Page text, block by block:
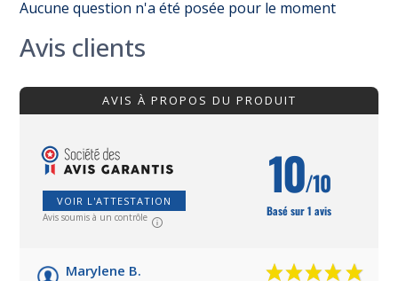
Aucune question n'a été posée pour le moment
Avis clients
AVIS À PROPOS DU PRODUIT
VOIR L'ATTESTATION
Avis soumis à un contrôle
10/10
Basé sur 1 avis
Marylene B.